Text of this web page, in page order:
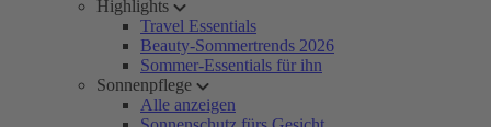
Highlights
Travel Essentials
Beauty-Sommertrends 2026
Sommer-Essentials für ihn
Sonnenpflege
Alle anzeigen